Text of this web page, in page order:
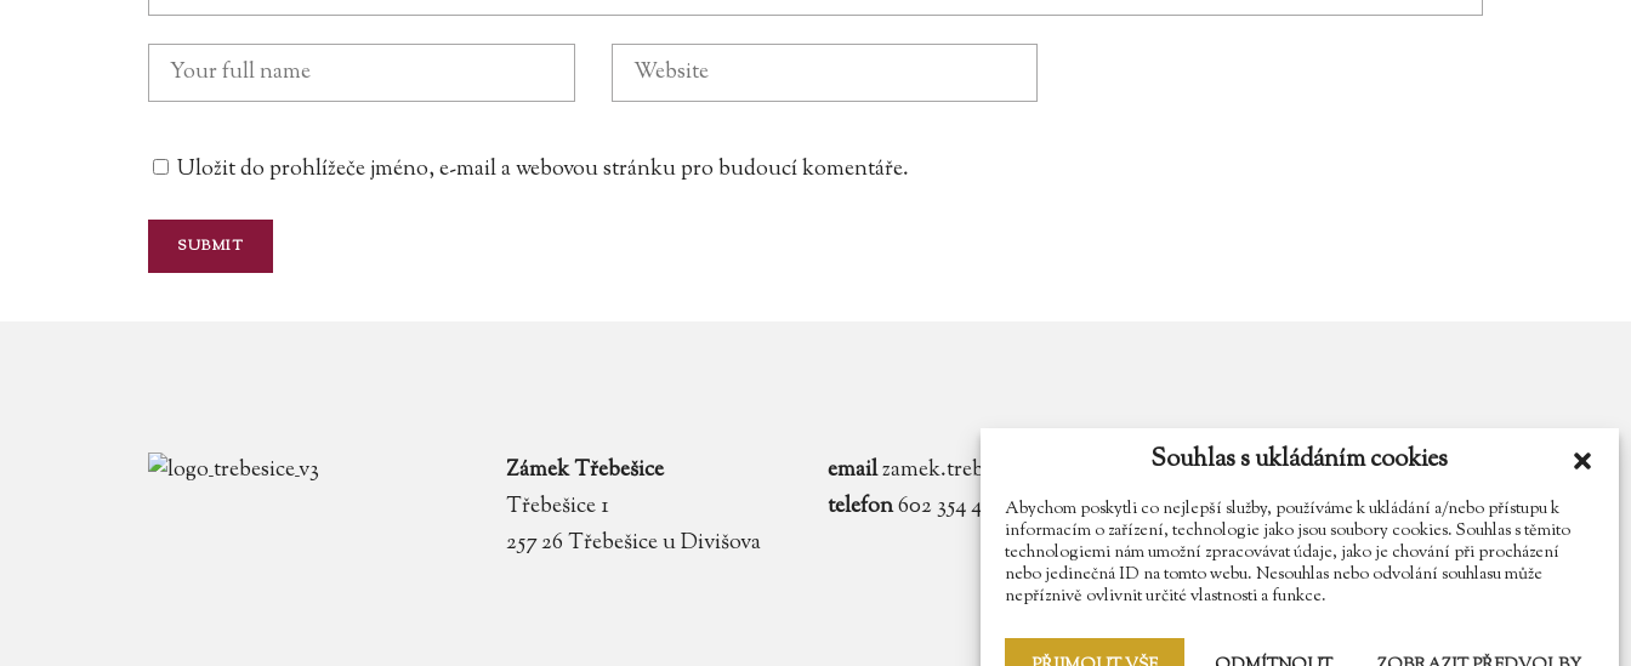
Souhlas s ukládáním cookies
Abychom poskytli co nejlepší služby, používáme k ukládání a/nebo přístupu k
informacím o zařízení, technologie jako jsou soubory cookies. Souhlas s těmito
technologiemi nám umožní zpracovávat údaje, jako je chování při procházení
nebo jedinečná ID na tomto webu. Nesouhlas nebo odvolání souhlasu může
nepříznivě ovlivnit určité vlastnosti a funkce.
Uložit do prohlížeče jméno, e-mail a webovou stránku pro budoucí komentáře.
Zámek Třebešice
Třebešice 1
257 26 Třebešice u Divišova
emailzamek.trebesice@volny.cz
telefon602 354 467
Najdete nás na Facebooku
Sledujte náš Instagram